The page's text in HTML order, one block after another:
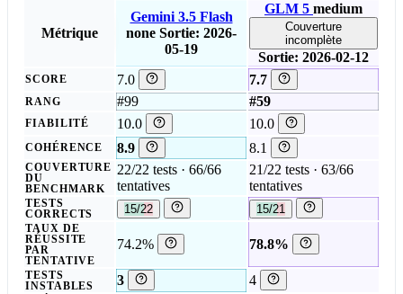
Métrique
Gemini 3.5 Flash
none Sortie: 2026-
05-19
GLM 5 medium
Couverture
incomplète
Sortie: 2026-02-12
SCORE 7.0 7.7
RANG #99 #59
FIABILITÉ 10.0 10.0
COHÉRENCE 8.9 8.1
COUVERTURE
DU
BENCHMARK
22/22 tests · 66/66
tentatives
21/22 tests · 63/66
tentatives
TESTS
CORRECTS
15/22 15/21
TAUX DE
RÉUSSITE
PAR
TENTATIVE
74.2% 78.8%
TESTS
INSTABLES
3 4